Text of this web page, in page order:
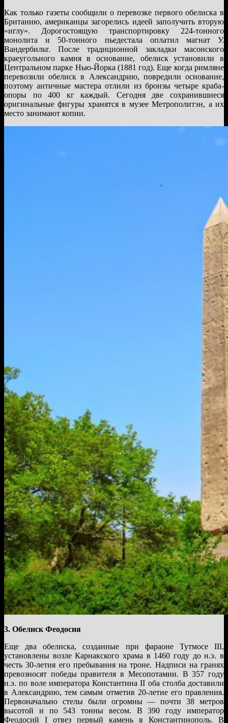
Как только газеты сообщили о перевозке первого обелиска в
Британию, американцы загорелись идеей заполучить вторую
«иглу». Дорогостоящую транспортировку 224-тонного
монолита и 50-тонного пьедестала оплатил магнат У.
Вандербильт. После традиционной закладки масонского
краеугольного камня в основание, обелиск установили в
Центральном парке Нью-Йорка (1881 год). Еще когда римляне
перевозили обелиск в Александрию, повредили основание,
поэтому античные мастера отлили из бронзы четыре краба-
опоры по 400 кг каждый. Сегодня две сохранившиеся
оригинальные фигуры хранятся в музее Метрополитэн, а их
место занимают копии.
3. Обелиск Феодосия
Еще два обелиска, созданные при фараоне Тутмосе III,
установлены возле Карнакского храма в 1460 году до н.э. в
честь 30-летия его пребывания на троне. Надписи на гранях
превозносят победы правителя в Месопотамии. В 357 году
н.э. по воле императора Константина II оба столба доставили
в Александрию, тем самым отметив 20-летие его правления.
Первоначально стелы были огромны — почти 38 метров
высотой и по 543 тонны весом. В 390 году император
Феодосий I отвез первый камень в Константинополь. В